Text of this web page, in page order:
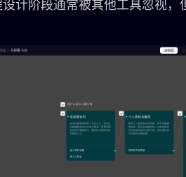
计阶段通常被其他工具忽视，